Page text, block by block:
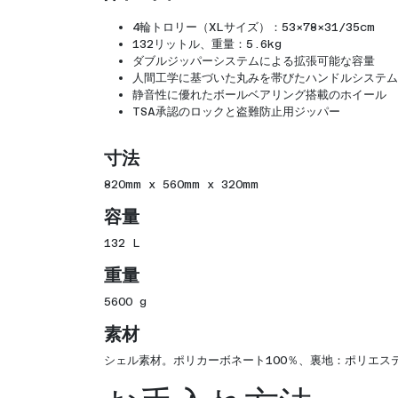
4輪トロリー（XLサイズ）：53×78×31/35cm
132リットル、重量：5.6kg
ダブルジッパーシステムによる拡張可能な容量
人間工学に基づいた丸みを帯びたハンドルシステム
静音性に優れたボールベアリング搭載のホイール
TSA承認のロックと盗難防止用ジッパー
寸法
820mm x 560mm x 320mm
容量
132 L
重量
5600 g
素材
シェル素材。ポリカーボネート100％、裏地：ポリエス